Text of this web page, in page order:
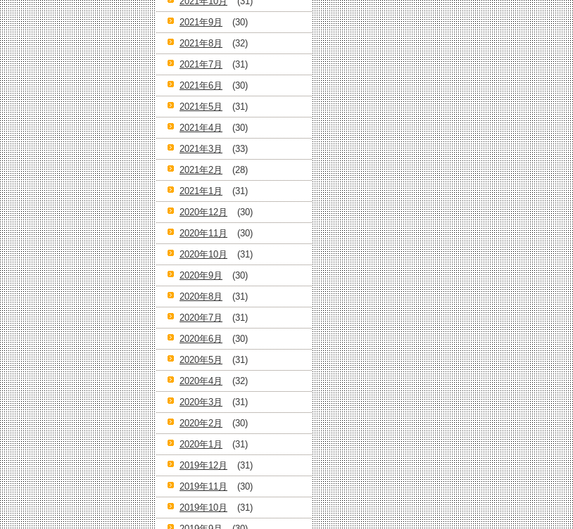
2021年9月
(30)
2021年8月
(32)
2021年7月
(31)
2021年6月
(30)
2021年5月
(31)
2021年4月
(30)
2021年3月
(33)
2021年2月
(28)
2021年1月
(31)
2020年12月
(30)
2020年11月
(30)
2020年10月
(31)
2020年9月
(30)
2020年8月
(31)
2020年7月
(31)
2020年6月
(30)
2020年5月
(31)
2020年4月
(32)
2020年3月
(31)
2020年2月
(30)
2020年1月
(31)
2019年12月
(31)
2019年11月
(30)
2019年10月
(31)